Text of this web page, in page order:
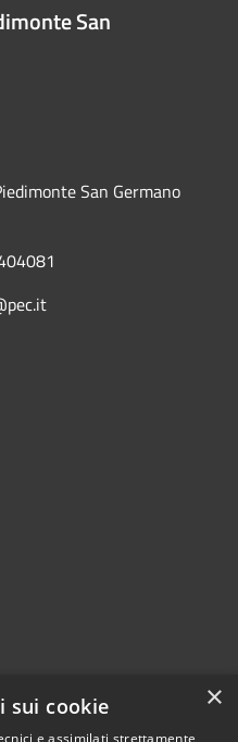
San
San Germano
×
sui cookie
e assimilati strettamente